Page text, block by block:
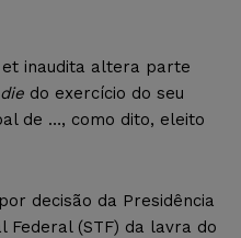
inaudita altera parte
do exercício do seu
de …, como dito, eleito
decisão da Presidência
Federal (STF) da lavra do